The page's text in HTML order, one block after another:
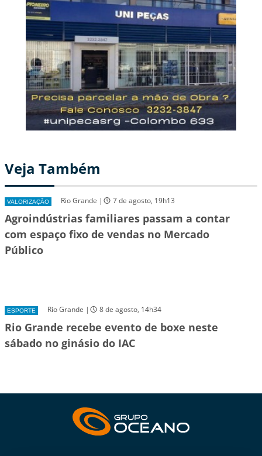
Veja Também
VALORIZAÇÃO Rio Grande | 7 de agosto, 19h13
Agroindústrias familiares passam a contar
com espaço fixo de vendas no Mercado
Público
ESPORTE Rio Grande | 8 de agosto, 14h34
Rio Grande recebe evento de boxe neste
sábado no ginásio do IAC